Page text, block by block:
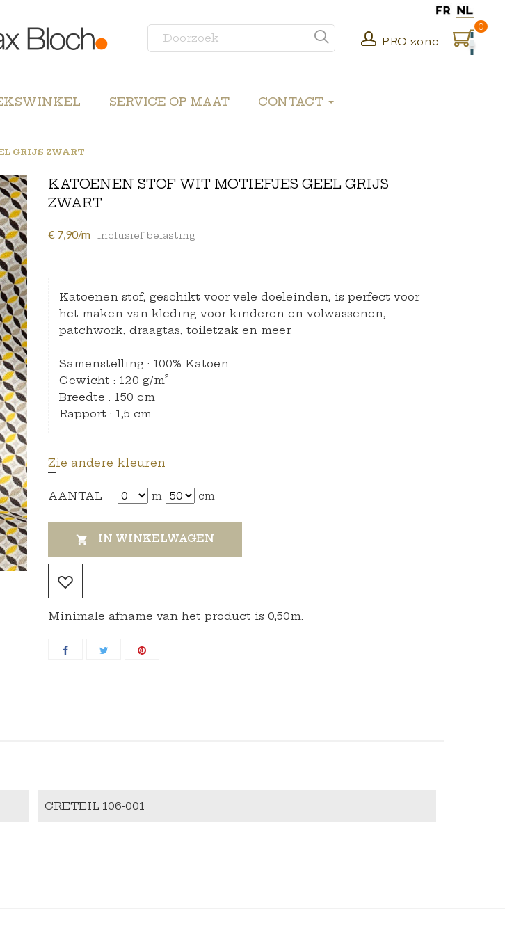
PRO zone
0
SERVICE OP MAAT CONTACT
GRIJS ZWART
KATOENEN STOF WIT MOTIEFJES GEEL GRIJS
ZWART
€ 7,90/m Inclusief belasting
Katoenen stof, geschikt voor vele doeleinden, is perfect voor
het maken van kleding voor kinderen en volwassenen,
patchwork, draagtas, toiletzak en meer.
Samenstelling : 100% Katoen
Gewicht : 120 g/m²
Breedte : 150 cm
Rapport : 1,5 cm
Zie andere kleuren
AANTAL m cm
 IN WINKELWAGEN
Minimale afname van het product is 0,50m.
CRETEIL 106-001